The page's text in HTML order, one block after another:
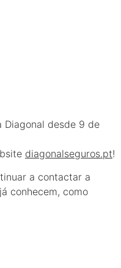
Diagonal desde 9 de
diagonalseguros.pt!
a contactar a
conhecem, como